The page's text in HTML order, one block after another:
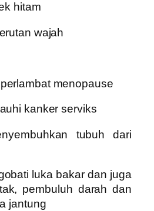
hitam
wajah
menopause
kanker serviks
tubuh dari
luka bakar dan juga
pembuluh darah dan
jantung